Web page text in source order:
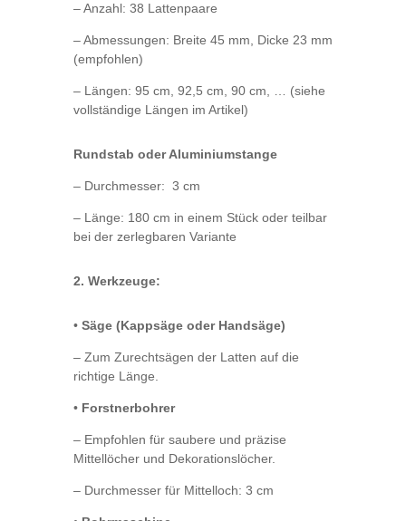
– Anzahl: 38 Lattenpaare
– Abmessungen: Breite 45 mm, Dicke 23 mm
(empfohlen)
– Längen: 95 cm, 92,5 cm, 90 cm, … (siehe
vollständige Längen im Artikel)
Rundstab oder Aluminiumstange
– Durchmesser: 3 cm
– Länge: 180 cm in einem Stück oder teilbar
bei der zerlegbaren Variante
2. Werkzeuge:
• Säge (Kappsäge oder Handsäge)
– Zum Zurechtsägen der Latten auf die
richtige Länge.
• Forstnerbohrer
– Empfohlen für saubere und präzise
Mittellöcher und Dekorationslöcher.
– Durchmesser für Mittelloch: 3 cm